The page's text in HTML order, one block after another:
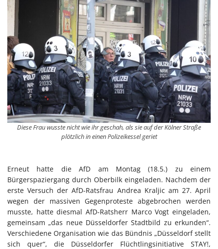
Diese Frau wusste nicht wie ihr geschah, als sie auf der Kölner Straße
plötzlich in einen Polizeikessel geriet
Erneut hatte die AfD am Montag (18.5.) zu einem
Bürgerspaziergang durch Oberbilk eingeladen. Nachdem der
erste Versuch der AfD-Ratsfrau Andrea Kraljic am 27. April
wegen der massiven Gegenproteste abgebrochen werden
musste, hatte diesmal AfD-Ratsherr Marco Vogt eingeladen,
gemeinsam „das neue Düsseldorfer Stadtbild zu erkunden“.
Verschiedene Organisation wie das Bündnis „Düsseldorf stellt
sich quer“, die Düsseldorfer Flüchtlingsinitiative STAY!,